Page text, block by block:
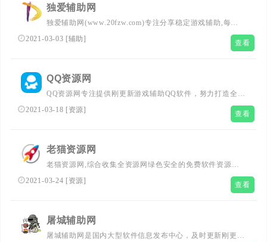
独爱辅助网
独爱辅助网(www.20fzw.com)专注分享稳定游戏辅助,每天
提供安全,稳定的免费游戏辅助外挂,力争我爱辅助网,678辅
2021-03-03 [辅助] 查看
QQ资源网
QQ资源网专注提供刚更新游戏辅助QQ软件，努力打造全国
最优志分享平台！
2021-03-18 [资源] 查看
老猫资源网
老猫资源网,综合收集全资源网绿色安全的免费软件资源分
享平台,提供刚更新最稳定游戏,精品软件,游戏资讯,编程语
言,活动线报,游戏论坛等更多辅助教程资源分享!在这里您可
2021-03-24 [资源] 查看
屠城辅助网
屠城辅助网是国内大型软件信息发布中心，及时更新刚更